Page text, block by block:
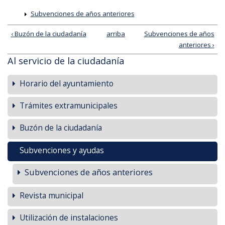
Subvenciones de años anteriores
‹ Buzón de la ciudadanía arriba
Subvenciones de años
anteriores ›
Al servicio de la ciudadanía
Horario del ayuntamiento
Trámites extramunicipales
Buzón de la ciudadanía
Subvenciones y ayudas
Subvenciones de años anteriores
Revista municipal
Utilización de instalaciones